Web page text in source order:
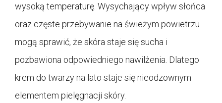
wysoką temperaturę. Wysychający wpływ słońca
oraz częste przebywanie na świeżym powietrzu
mogą sprawić, że skóra staje się sucha i
pozbawiona odpowiedniego nawilżenia. Dlatego
krem do twarzy na lato staje się nieodzownym
elementem pielęgnacji skóry.